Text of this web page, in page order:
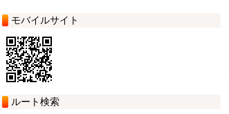
モバイルサイト
ルート検索